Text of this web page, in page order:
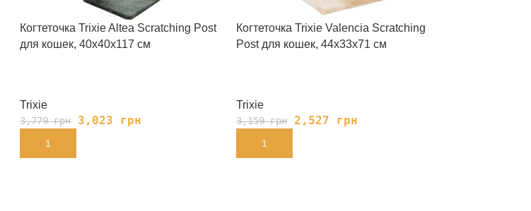
Когтеточка Trixie Altea Scratching Post
для кошек, 40х40х117 см
Trixie
3,779грн 3,023 грн
В КОРЗИНУ
Когтеточка Trixie Valencia Scratching
Post для кошек, 44х33х71 см
Trixie
3,159грн 2,527 грн
В КОРЗИНУ